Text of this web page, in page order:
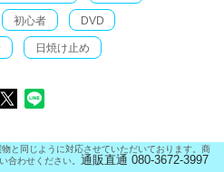
初心者 DVD
日焼け止め
と同じように対応させていただいております。商
合わせください。 通販直通 080-3672-3997